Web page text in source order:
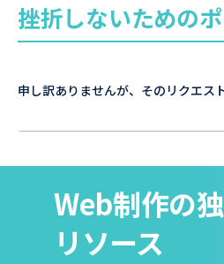
挫折しないための
申し訳ありませんが、そのリクエス
Web制作の
リソース